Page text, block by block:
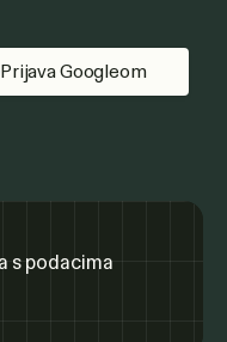
Prijava Googleom